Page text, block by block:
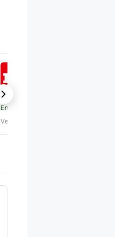
Entidad certificante:
Vence el: 25/9/2026